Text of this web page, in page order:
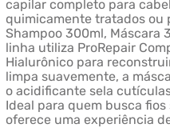
capilar completo para
quimicamente tratados ou
Shampoo 300ml, Máscara
linha utiliza ProRepair
Hialurônico para
limpa suavemente, a
o acidificante sela
Ideal para quem busca
oferece uma experiência